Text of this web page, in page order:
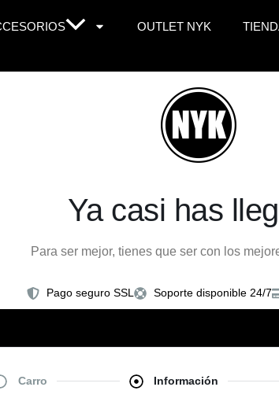
OUTLET NYK
Ya casi has
Para ser mejor, tienes que ser con los
Pago seguro SSL Soporte disponible 24/7
Carro Información